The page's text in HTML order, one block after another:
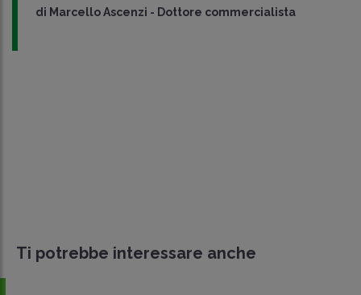
di Marcello Ascenzi - Dottore commercialista
Ti potrebbe interessare anche